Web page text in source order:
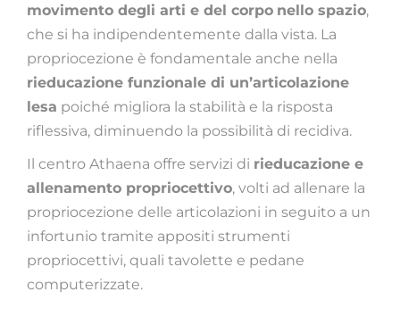
movimento degli arti e del corpo nello spazio,
che si ha indipendentemente dalla vista. La
propriocezione è fondamentale anche nella
rieducazione funzionale di un’articolazione
lesa poiché migliora la stabilità e la risposta
riflessiva, diminuendo la possibilità di recidiva.
Il centro Athaena offre servizi di rieducazione e
allenamento propriocettivo, volti ad allenare la
propriocezione delle articolazioni in seguito a un
infortunio tramite appositi strumenti
propriocettivi, quali tavolette e pedane
computerizzate.